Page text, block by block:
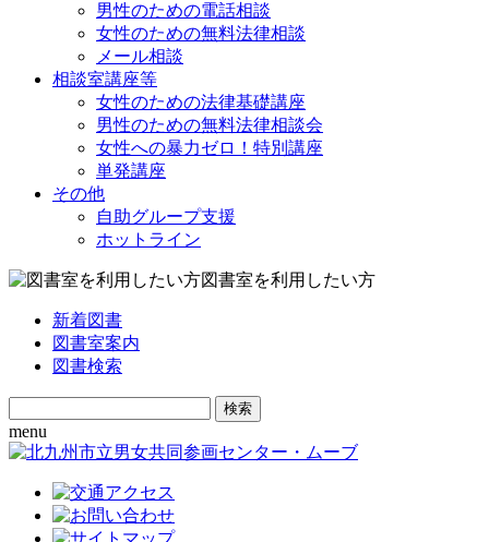
男性のための電話相談
女性のための無料法律相談
メール相談
相談室講座等
女性のための法律基礎講座
男性のための無料法律相談会
女性への暴力ゼロ！特別講座
単発講座
その他
自助グループ支援
ホットライン
図書室を利用したい方
新着図書
図書室案内
図書検索
Search
for:
menu